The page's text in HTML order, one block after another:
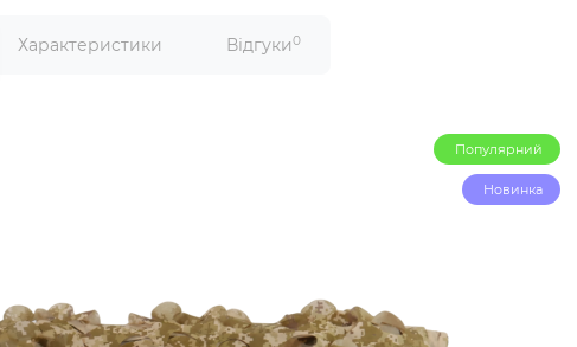
Характеристики Відгуки0
Популярний
Новинка